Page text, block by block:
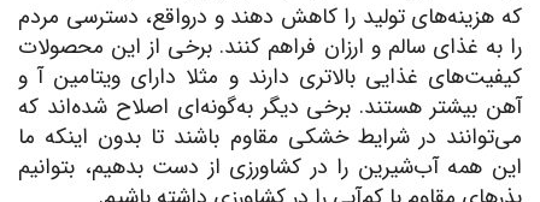
که هزینه‌های تولید را کاهش دهند و درواقع، دسترسی مردم
را به غذای سالم و ارزان فراهم کنند. برخی از این محصولات
کیفیت‌های غذایی بالاتری دارند و مثلا دارای ویتامین آ و
آهن بیشتر هستند. برخی دیگر به‌گونه‌ای اصلاح شده‌اند که
می‌توانند در شرایط خشکی مقاوم باشند تا بدون اینکه ما
این همه آب‌شیرین را در کشاورزی از دست بدهیم، بتوانیم